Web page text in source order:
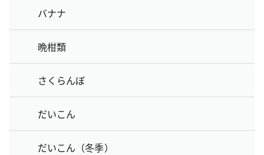
バナナ
晩柑類
さくらんぼ
だいこん
だいこん（冬季）